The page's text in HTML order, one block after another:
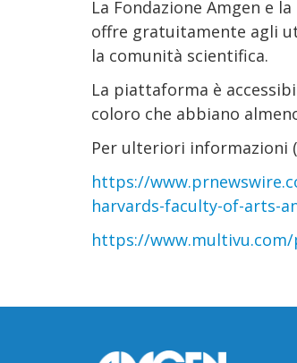
La Fondazione Amgen e
offre gratuitamente agli
la comunità scientifica.
La piattaforma è
coloro che abbiano
Per ulteriori informazioni
https://
harvards-faculty-of-arts-
https://www.multivu.com/